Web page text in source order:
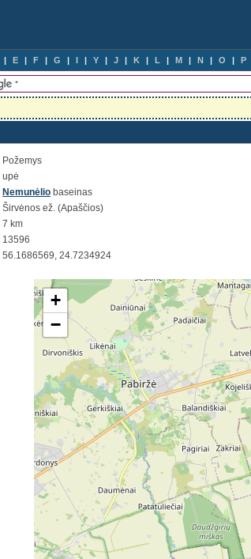
E F G I Y J K L M N O P
Požemys
upė
Nemunėlio baseinas
Širvėnos ež. (Apaščios)
7 km
13596
56.1686569, 24.7234924
+
−